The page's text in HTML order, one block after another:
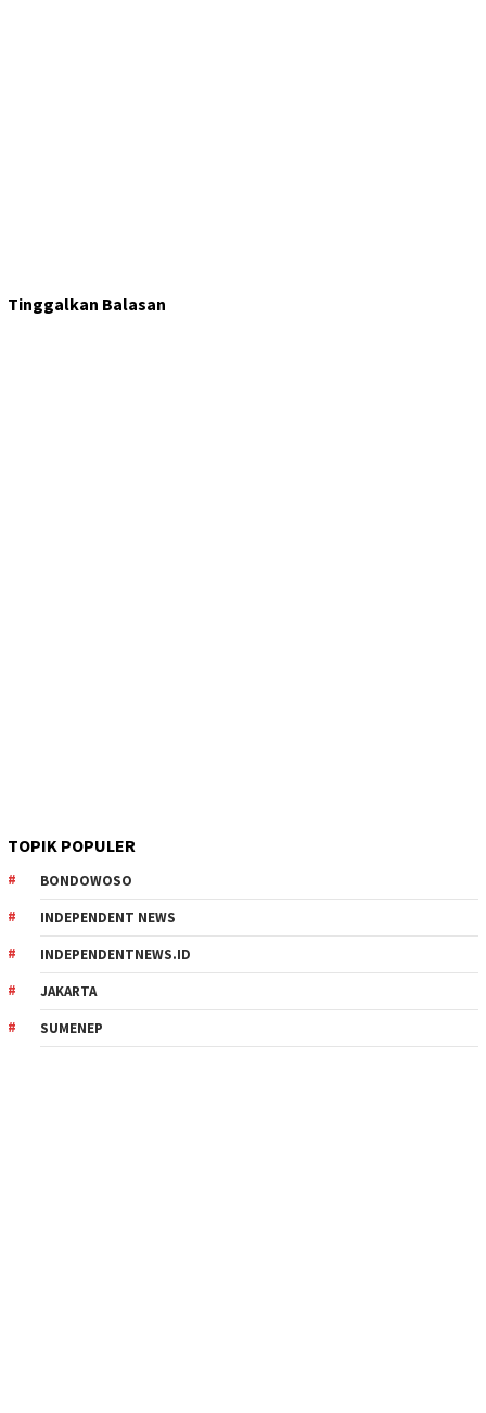
Tinggalkan Balasan
TOPIK POPULER
BONDOWOSO
INDEPENDENT NEWS
INDEPENDENTNEWS.ID
JAKARTA
SUMENEP